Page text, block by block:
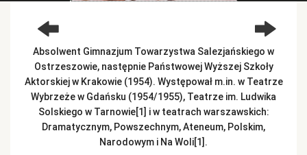
Absolwent Gimnazjum Towarzystwa Salezjańskiego w
Ostrzeszowie, następnie Państwowej Wyższej Szkoły
Aktorskiej w Krakowie (1954). Występował m.in. w Teatrze
Wybrzeże w Gdańsku (1954/1955), Teatrze im. Ludwika
Solskiego w Tarnowie[1] i w teatrach warszawskich:
Dramatycznym, Powszechnym, Ateneum, Polskim,
Narodowym i Na Woli[1].